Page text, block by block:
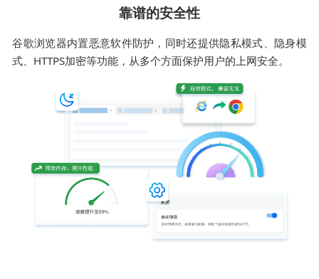
靠谱的安全性
谷歌浏览器内置恶意软件防护，同时还提供隐私模式、隐身模
式、HTTPS加密等功能，从多个方面保护用户的上网安全。